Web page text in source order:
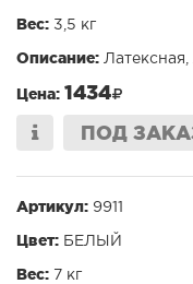
Вес: 3,5 кг
Описание:
Цена: 1434
ПОД
Артикул: 9911
Цвет: БЕЛЫЙ
Вес: 7 кг